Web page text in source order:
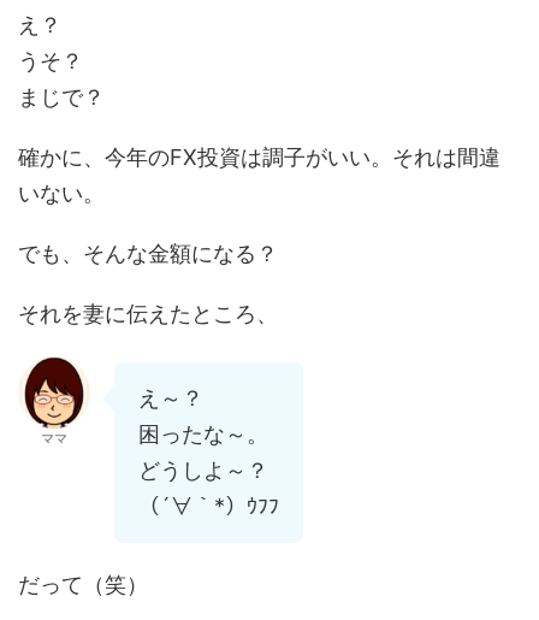
え？
うそ？
まじで？
確かに、今年のFX投資は調子がいい。それは間違
いない。
でも、そんな金額になる？
それを妻に伝えたところ、
ママ
え～？
困ったな～。
どうしよ～？
（´∀｀*）ｳﾌﾌ
だって（笑）